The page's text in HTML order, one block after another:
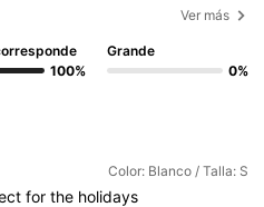
Ver más
100%
Grande
0%
Color: Blanco / Talla: S
forthe holidays